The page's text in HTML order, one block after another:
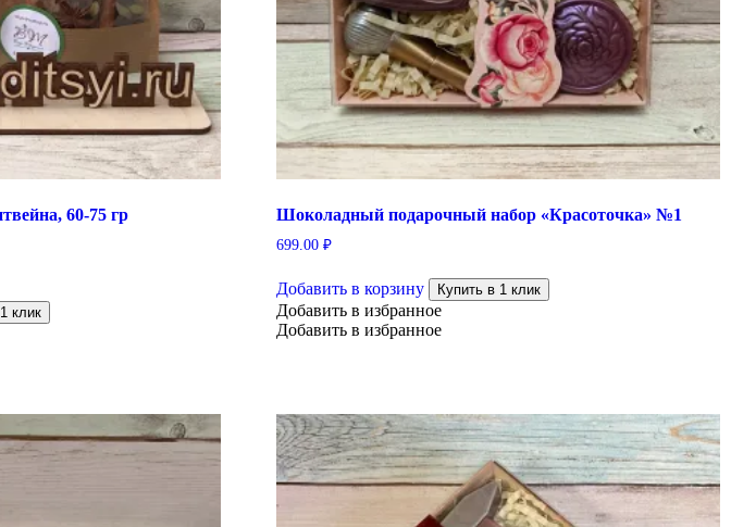
60-75 гр
клик
Шоколадный подарочный набор «Красоточка» №1
699.00 ₽
Добавить в корзину Купить в 1 клик
Добавить в избранное
Добавить в избранное